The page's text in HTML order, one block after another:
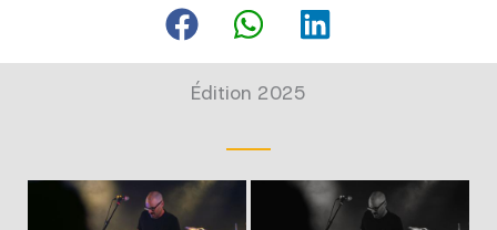
Édition 2025